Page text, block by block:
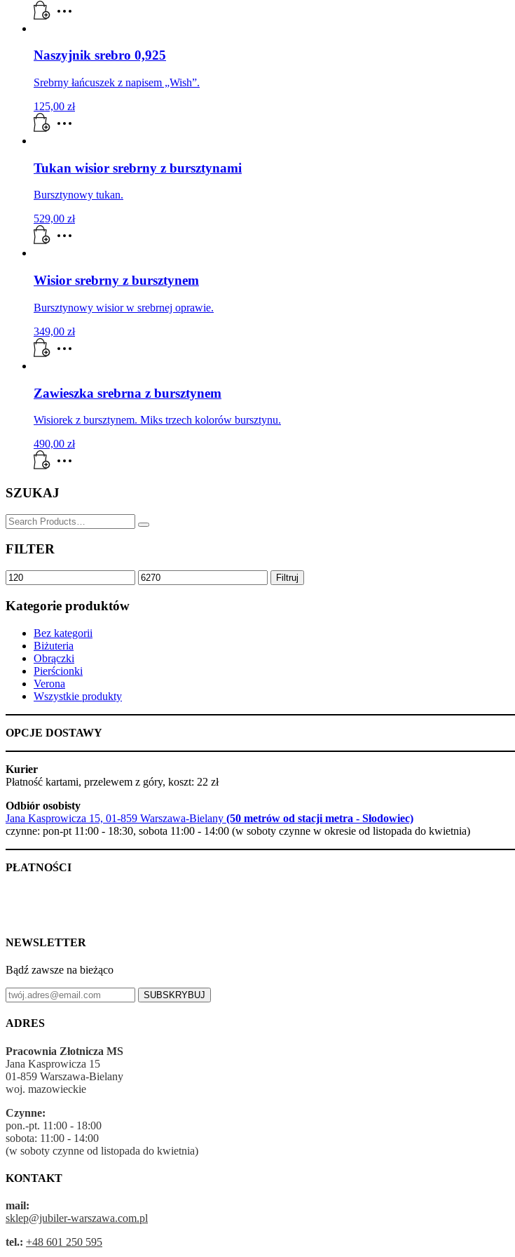
Naszyjnik srebro 0,925
Srebrny łańcuszek z napisem „Wish”.
125,00 zł
Tukan wisior srebrny z bursztynami
Bursztynowy tukan.
529,00 zł
Wisior srebrny z bursztynem
Bursztynowy wisior w srebrnej oprawie.
349,00 zł
Zawieszka srebrna z bursztynem
Wisiorek z bursztynem. Miks trzech kolorów bursztynu.
490,00 zł
SZUKAJ
SZUKAJ
for:
FILTER
Cena
min
Cena
max
Filtruj
Kategorie produktów
Bez kategorii
Biżuteria
Obrączki
Pierścionki
Verona
Wszystkie produkty
OPCJE DOSTAWY
Kurier
Płatność kartami, przelewem z góry, koszt: 22 zł
Odbiór osobisty
Jana Kasprowicza 15, 01-859 Warszawa-Bielany (50 metrów od stacji metra - Słodowiec)
czynne: pon-pt 11:00 - 18:30, sobota 11:00 - 14:00 (w soboty czynne w okresie od listopada do kwietnia)
PŁATNOŚCI
NEWSLETTER
Bądź zawsze na bieżąco
SUBSKRYBUJ
ADRES
Pracownia Złotnicza MS
Jana Kasprowicza 15
01-859 Warszawa-Bielany
woj. mazowieckie
Czynne:
pon.-pt. 11:00 - 18:00
sobota: 11:00 - 14:00
(w soboty czynne od listopada do kwietnia)
KONTAKT
mail:
sklep@jubiler-warszawa.com.pl
tel.: +48 601 250 595